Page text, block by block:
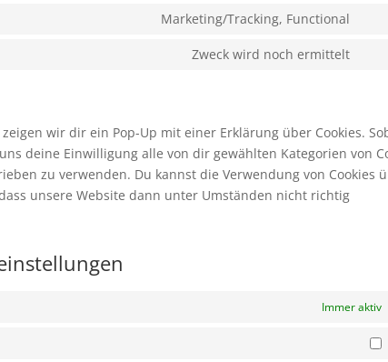
Marketing/Tracking, Functional
Zweck wird noch ermittelt
wir dir ein Pop-Up mit einer Erklärung über Cookies.
deine Einwilligung alle von dir gewählten Kategorien von
zu verwenden. Du kannst die Verwendung von Cookies
unsere Website dann unter Umständen nicht richtig
Immer aktiv